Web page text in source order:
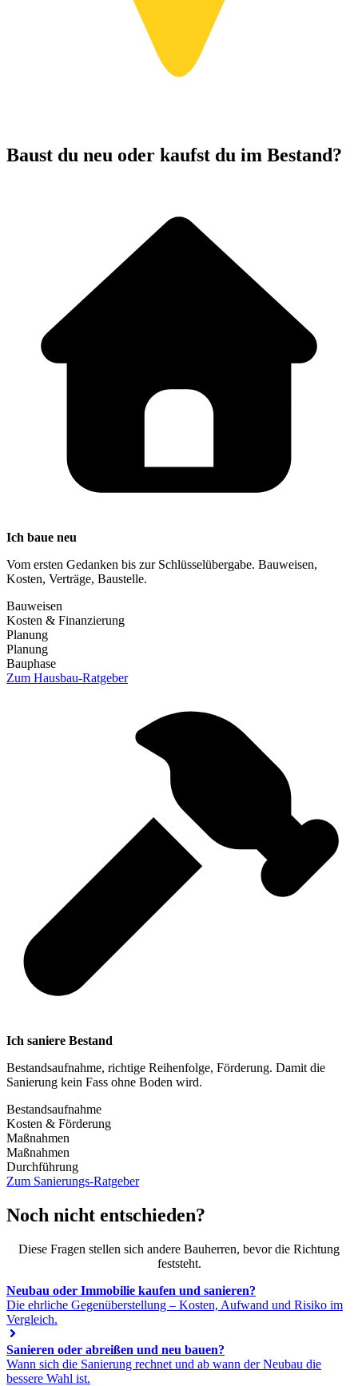
Baust du neu oder kaufst du im Bestand?
Ich baue neu
Vom ersten Gedanken bis zur Schlüsselübergabe. Bauweisen,
Kosten, Verträge, Baustelle.
Bauweisen
Kosten & Finanzierung
Planung
Planung
Bauphase
Zum Hausbau-Ratgeber
Ich saniere Bestand
Bestandsaufnahme, richtige Reihenfolge, Förderung. Damit die
Sanierung kein Fass ohne Boden wird.
Bestandsaufnahme
Kosten & Förderung
Maßnahmen
Maßnahmen
Durchführung
Zum Sanierungs-Ratgeber
Noch nicht entschieden?
Diese Fragen stellen sich andere Bauherren, bevor die Richtung
feststeht.
Neubau oder Immobilie kaufen und sanieren?
Die ehrliche Gegenüberstellung – Kosten, Aufwand und Risiko im
Vergleich.
Sanieren oder abreißen und neu bauen?
Wann sich die Sanierung rechnet und ab wann der Neubau die
bessere Wahl ist.